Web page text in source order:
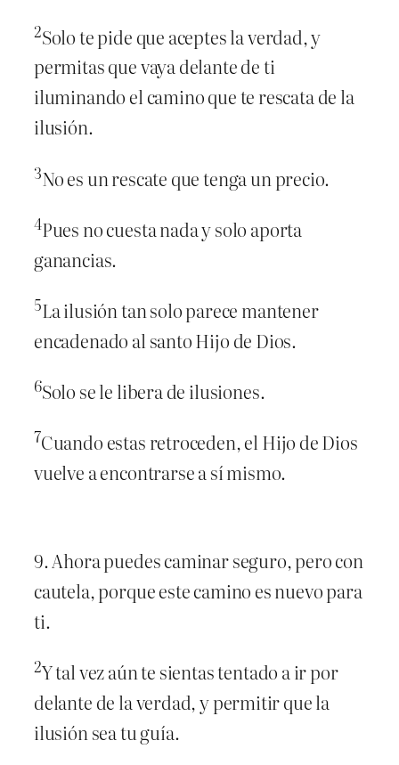
2Solo te pide que aceptes la verdad, y
permitas que vaya delante de ti
iluminando el camino que te rescata de la
ilusión.
3No es un rescate que tenga un precio.
4Pues no cuesta nada y solo aporta
ganancias.
5La ilusión tan solo parece mantener
encadenado al santo Hijo de Dios.
6Solo se le libera de ilusiones.
7Cuando estas retroceden, el Hijo de Dios
vuelve a encontrarse a sí mismo.
9. Ahora puedes caminar seguro, pero con
cautela, porque este camino es nuevo para
ti.
2Y tal vez aún te sientas tentado a ir por
delante de la verdad, y permitir que la
ilusión sea tu guía.